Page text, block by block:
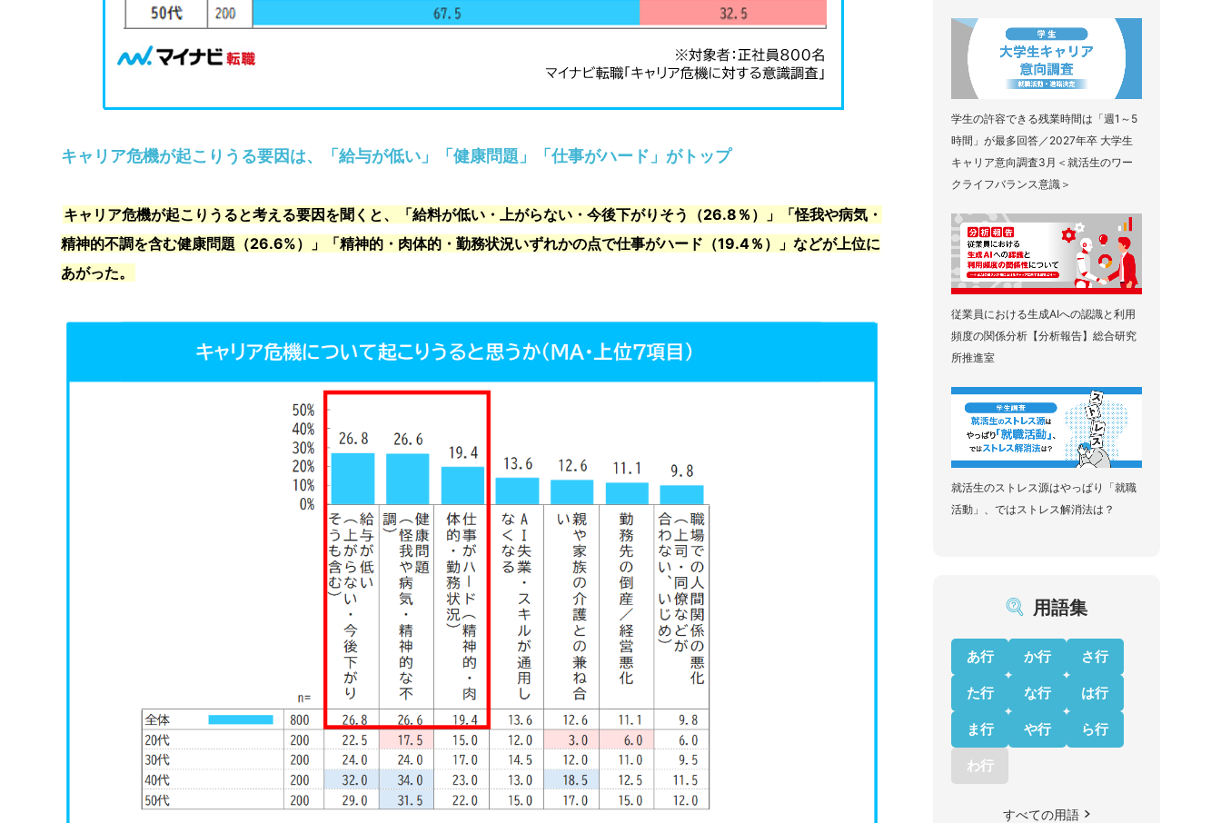
キャリア危機が起こりうる要因は、「給与が低い」「健康問題」「仕事がハード」がトップ
キャリア危機が起こりうると考える要因を聞くと、「給料が低い・上がらない・今後下がりそう（26.8％）」「怪我や病気・
精神的不調を含む健康問題（26.6%）」「精神的・肉体的・勤務状況いずれかの点で仕事がハード（19.4％）」などが上位に
あがった。
学生の許容できる残業時間は「週1～5
時間」が最多回答／2027年卒 大学生
キャリア意向調査3月＜就活生のワー
クライフバランス意識＞
従業員における生成AIへの認識と利用
頻度の関係分析【分析報告】総合研究
所推進室
就活生のストレス源はやっぱり「就職
活動」、ではストレス解消法は？
用語集
あ行 か行 さ行
た行 な行 は行
ま行 や行 ら行
わ行
すべての用語